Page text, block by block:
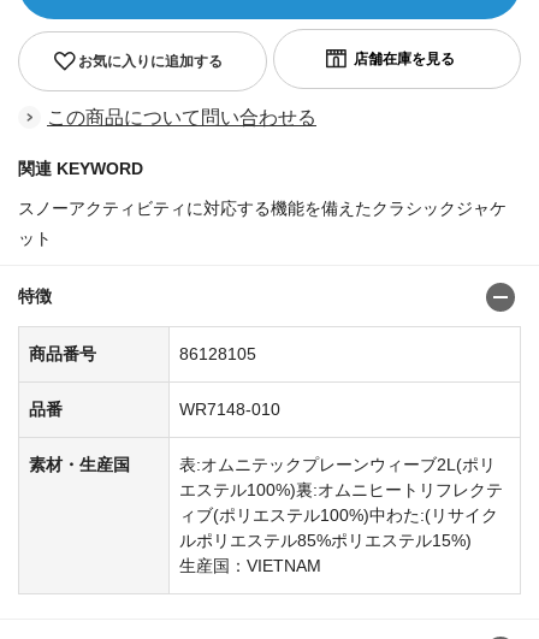
お気に入りに追加する
この商品について問い合わせる
関連 KEYWORD
スノーアクティビティに対応する機能を備えたクラシックジャケ
ット
特徴
商品番号 86128105
品番 WR7148-010
素材・生産国
表:オムニテックプレーンウィーブ2L(ポリ
エステル100%)裏:オムニヒートリフレクテ
ィブ(ポリエステル100%)中わた:(リサイク
ルポリエステル85%ポリエステル15%)
生産国：VIETNAM